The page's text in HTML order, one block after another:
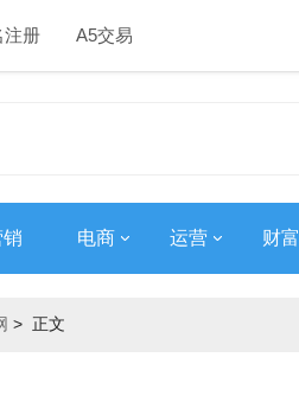
注册 A5交易
电商 运营 财富
> 正文